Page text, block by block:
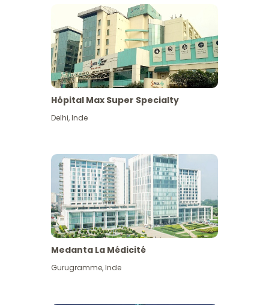
Hôpital Max Super Specialty
Delhi,Inde
Medanta La Médicité
Gurugramme,Inde